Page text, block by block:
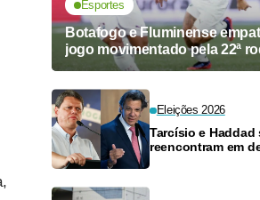
Esportes
Botafogo e Fluminense
jogo movimentado pela 22ª
Eleições 2026
Tarcísio e Haddad
reencontram em